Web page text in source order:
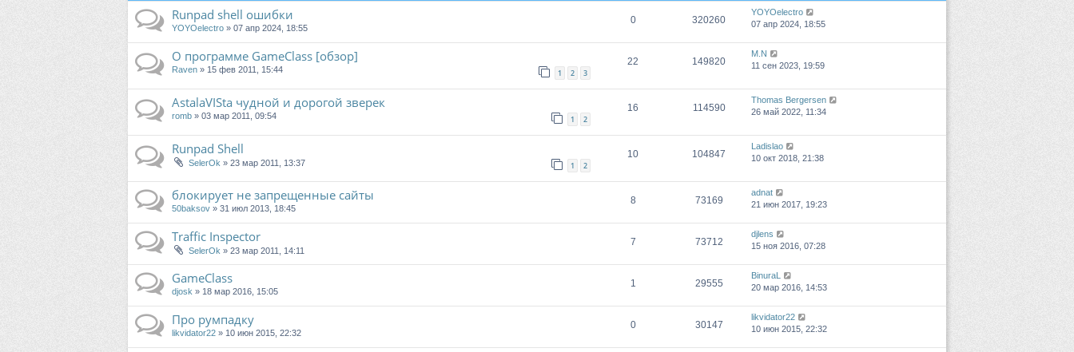
Runpad shell ошибки
YOYOelectro » 07 апр 2024, 18:55
0 320260
YOYOelectro
07 апр 2024, 18:55
О программе GameClass [обзор]
Raven » 15 фев 2011, 15:44 1 2 3
22 149820
M.N
11 сен 2023, 19:59
AstalaVISta чудной и дорогой зверек
romb » 03 мар 2011, 09:54 1 2
16 114590
Thomas Bergersen
26 май 2022, 11:34
Runpad Shell
SelerOk » 23 мар 2011, 13:37 1 2
10 104847
Ladislao
10 окт 2018, 21:38
блокирует не запрещенные сайты
50baksov » 31 июл 2013, 18:45
8 73169
adnat
21 июн 2017, 19:23
Traffic Inspector
SelerOk » 23 мар 2011, 14:11
7 73712
djlens
15 ноя 2016, 07:28
GameClass
djosk » 18 мар 2016, 15:05
1 29555
BinuraL
20 мар 2016, 14:53
Про румпадку
likvidator22 » 10 июн 2015, 22:32
0 30147
likvidator22
10 июн 2015, 22:32